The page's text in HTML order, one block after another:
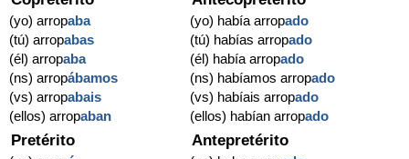
(yo) arropaba
(tú) arropabas
(él) arropaba
(ns) arropábamos
(vs) arropabais
(ellos) arropaban
(yo) había arropado
(tú) habías arropado
(él) había arropado
(ns) habíamos arropado
(vs) habíais arropado
(ellos) habían arropado
Pretérito Antepretérito